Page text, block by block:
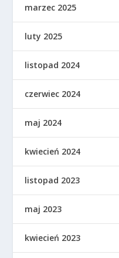
marzec 2025
luty 2025
listopad 2024
czerwiec 2024
maj 2024
kwiecień 2024
listopad 2023
maj 2023
kwiecień 2023